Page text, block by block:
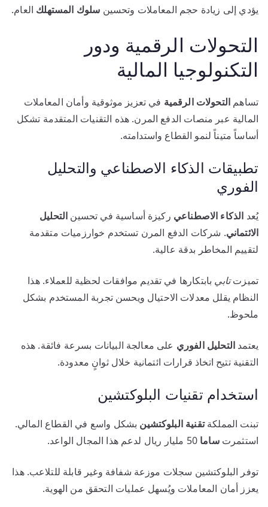
يؤدي إلى زيادة حجم المعاملات وتحسين سلوك المستهلك العام.
التحولات الرقمية ودور
التكنولوجيا المالية
تساهم التحولات الرقمية في تعزيز موثوقية وأمان المعاملات
المالية عبر منصات الدفع المرن. هذه التقنيات المتقدمة تشكل
أساساً متيناً لنمو القطاع واستدامته.
تطبيقات الذكاء الاصطناعي والتحليل
الفوري
يُعد الذكاء الاصطناعي ركيزة أساسية في تحسين التحليل
الائتماني. شركات الدفع المرن تستخدم خوارزميات متقدمة
لتقييم المخاطر بدقة عالية.
تميزتتابي بابتكارها في تقديم موافقات لحظية للعملاء. هذا
النظام يقلل معدلات الاحتيال ويحسن تجربة المستخدم بشكل
ملحوظ.
يعتمد التحليل الفوري على معالجة البيانات بسرعة فائقة. هذه
التقنية تتيح اتخاذ قرارات ائتمانية خلال ثوانٍ معدودة.
استخدام تقنيات البلوكتشين
تبنت المملكةتقنية البلوكتشين بشكل واسع في القطاع المالي.
استثمرتساما 50 مليار ريال لدعم هذا المجال الواعد.
توفر البلوكتشين سجلات موزعة شفافة وغير قابلة للتلاعب. هذا
يعزز أمان المعاملات ويُسهل عمليات التحقق من الهوية.